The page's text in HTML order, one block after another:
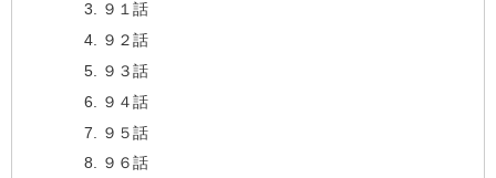
９１話
９２話
９３話
９４話
９５話
９６話